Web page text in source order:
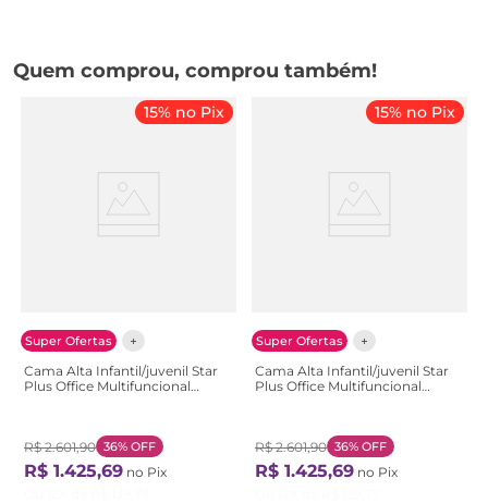
Quem comprou, comprou também!
Super Ofertas
15% no Pix
Cama Alta Infantil/juvenil Star
Plus Office Multifuncional
R$ 2.601,90 36% OFF
R$ 1.425,69 no Pix
Super Ofertas
15% no Pix
Cama Alta Infantil/juvenil Star
Plus Office Multifuncional
R$ 2.601,90 36% OFF
R$ 1.425,69 no Pix